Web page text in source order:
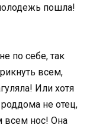
пошла!
по себе, так
всем,
Или хотя
не отец,
всем нос! Она